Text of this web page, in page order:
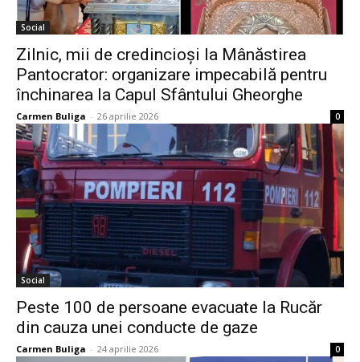
Social
Zilnic, mii de credincioși la Mânăstirea
Pantocrator: organizare impecabilă pentru
închinarea la Capul Sfântului Gheorghe
Carmen Buliga - 26 aprilie 2026 0
Social
Peste 100 de persoane evacuate la Rucăr
din cauza unei conducte de gaze
Carmen Buliga - 24 aprilie 2026 0